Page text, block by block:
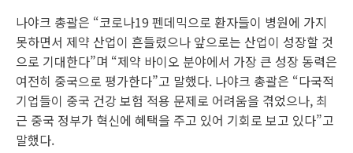
나야크 총괄은 “코로나19 펜데믹으로 환자들이 병원에 가지
못하면서 제약 산업이 흔들렸으나 앞으로는 산업이 성장할 것
으로 기대한다”며 “제약 바이오 분야에서 가장 큰 성장 동력은
여전히 중국으로 평가한다”고 말했다. 나야크 총괄은 “다국적
기업들이 중국 건강 보험 적용 문제로 어려움을 겪었으나, 최
근 중국 정부가 혁신에 혜택을 주고 있어 기회로 보고 있다”고
말했다.